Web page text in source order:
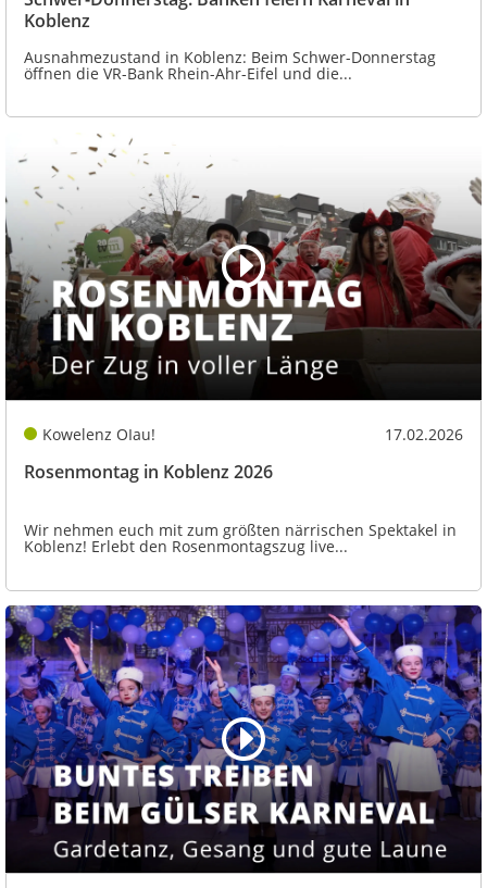
Koblenz
Ausnahmezustand in Koblenz: Beim Schwer-Donnerstag
öffnen die VR-Bank Rhein-Ahr-Eifel und die...
Kowelenz OIau! 17.02.2026
Rosenmontag in Koblenz 2026
Wir nehmen euch mit zum größten närrischen Spektakel in
Koblenz! Erlebt den Rosenmontagszug live...